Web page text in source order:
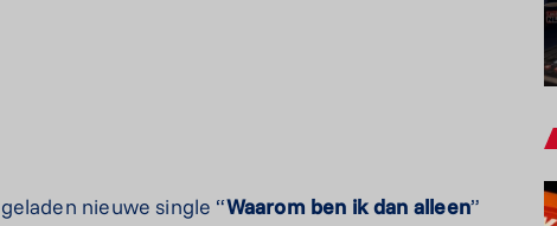
nieuwe single “Waarom ben ik dan alleen”